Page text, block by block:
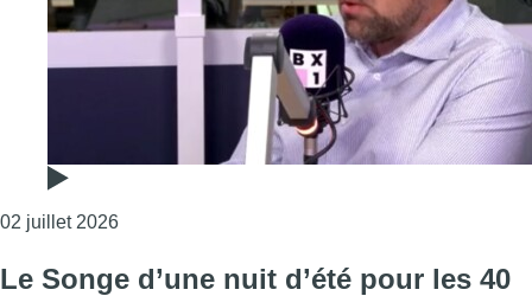
02 juillet 2026Consulter l'article "Réforme du chômage: la
Le Songe d’une nuit d’été pour les 40